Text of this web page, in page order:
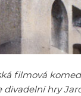
filmová
divadelní hry